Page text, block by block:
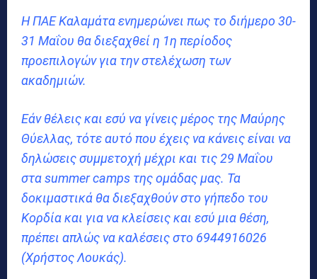
Η ΠΑΕ Καλαμάτα ενημερώνει πως το διήμερο 30-
31 Μαΐου θα διεξαχθεί η 1η περίοδος
προεπιλογών για την στελέχωση των
ακαδημιών.
Εάν θέλεις και εσύ να γίνεις μέρος της Μαύρης
Θύελλας, τότε αυτό που έχεις να κάνεις είναι να
δηλώσεις συμμετοχή μέχρι και τις 29 Μαΐου
στα summer camps της ομάδας μας. Τα
δοκιμαστικά θα διεξαχθούν στο γήπεδο του
Κορδία και για να κλείσεις και εσύ μια θέση,
πρέπει απλώς να καλέσεις στο 6944916026
(Χρήστος Λουκάς).